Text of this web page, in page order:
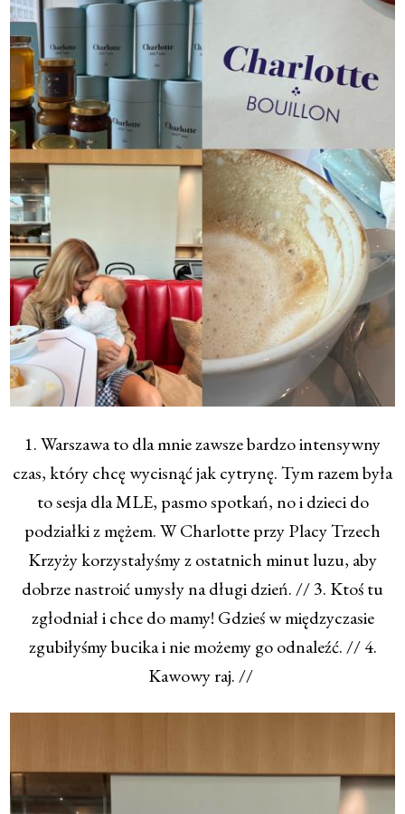
1. Warszawa to dla mnie zawsze bardzo intensywny
czas, który chcę wycisnąć jak cytrynę. Tym razem była
to sesja dla MLE, pasmo spotkań, no i dzieci do
podziałki z mężem. W Charlotte przy Placy Trzech
Krzyży korzystałyśmy z ostatnich minut luzu, aby
dobrze nastroić umysły na długi dzień. // 3. Ktoś tu
zgłodniał i chce do mamy! Gdzieś w międzyczasie
zgubiłyśmy bucika i nie możemy go odnaleźć. // 4.
Kawowy raj. //